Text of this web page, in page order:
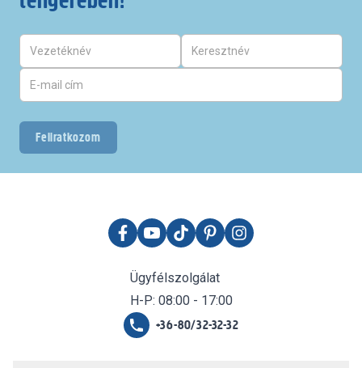
Feliratkozom
Ügyfélszolgálat
H-P: 08:00 - 17:00
+36-80/32-32-32